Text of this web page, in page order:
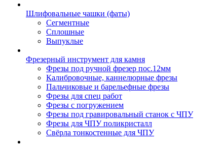
Шлифовальные чашки (фаты)
Сегментные
Сплошные
Выпуклые
Фрезерный инструмент для камня
Фрезы под ручной фрезер пос.12мм
Калибровочные, каннелюрные фрезы
Пальчиковые и барельефные фрезы
Фрезы для спец работ
Фрезы с погружением
Фрезы под гравировальный станок с ЧПУ
Фрезы для ЧПУ поликристалл
Свёрла тонкостенные для ЧПУ